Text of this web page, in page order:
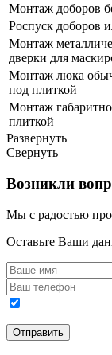
Монтаж доборов
Роспуск доборов
Монтаж
дверки для
Монтаж люка
под плиткой
Монтаж
плиткой
Развернуть
Свернуть
Возникли
Мы с радостью
Оставьте Ваши